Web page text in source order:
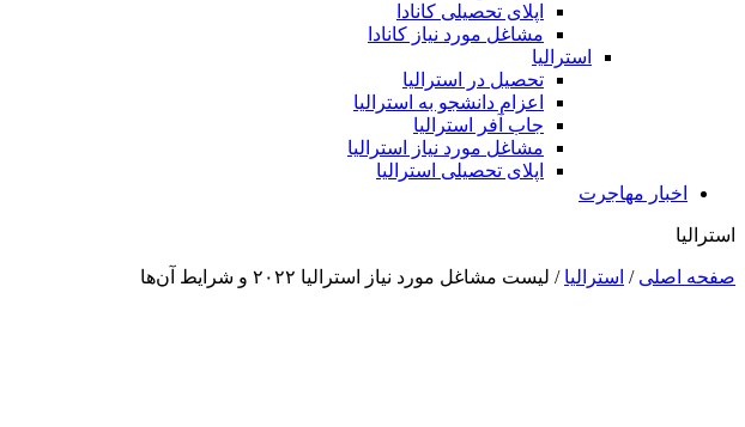
اپلای تحصیلی کانادا
مشاغل مورد نیاز کانادا
استرالیا
تحصیل در استرالیا
اعزام دانشجو به استرالیا
جاب آفر استرالیا
مشاغل مورد نیاز استرالیا
اپلای تحصیلی استرالیا
اخبار مهاجرت
استرالیا
صفحه اصلی / استرالیا / لیست مشاغل مورد نیاز استرالیا ۲۰۲۲ و شرایط آن‌ها